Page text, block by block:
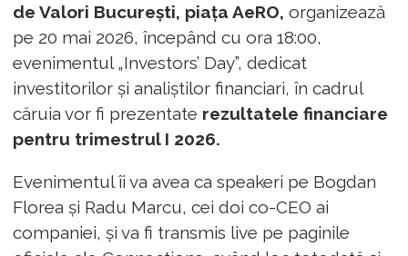
de Valori București, piața AeRO, organizează
pe 20 mai 2026, începând cu ora 18:00,
evenimentul „Investors’ Day”, dedicat
investitorilor și analiștilor financiari, în cadrul
căruia vor fi prezentate rezultatele financiare
pentru trimestrul I 2026.
Evenimentul îi va avea ca speakeri pe Bogdan
Florea și Radu Marcu, cei doi co-CEO ai
companiei, și va fi transmis live pe paginile